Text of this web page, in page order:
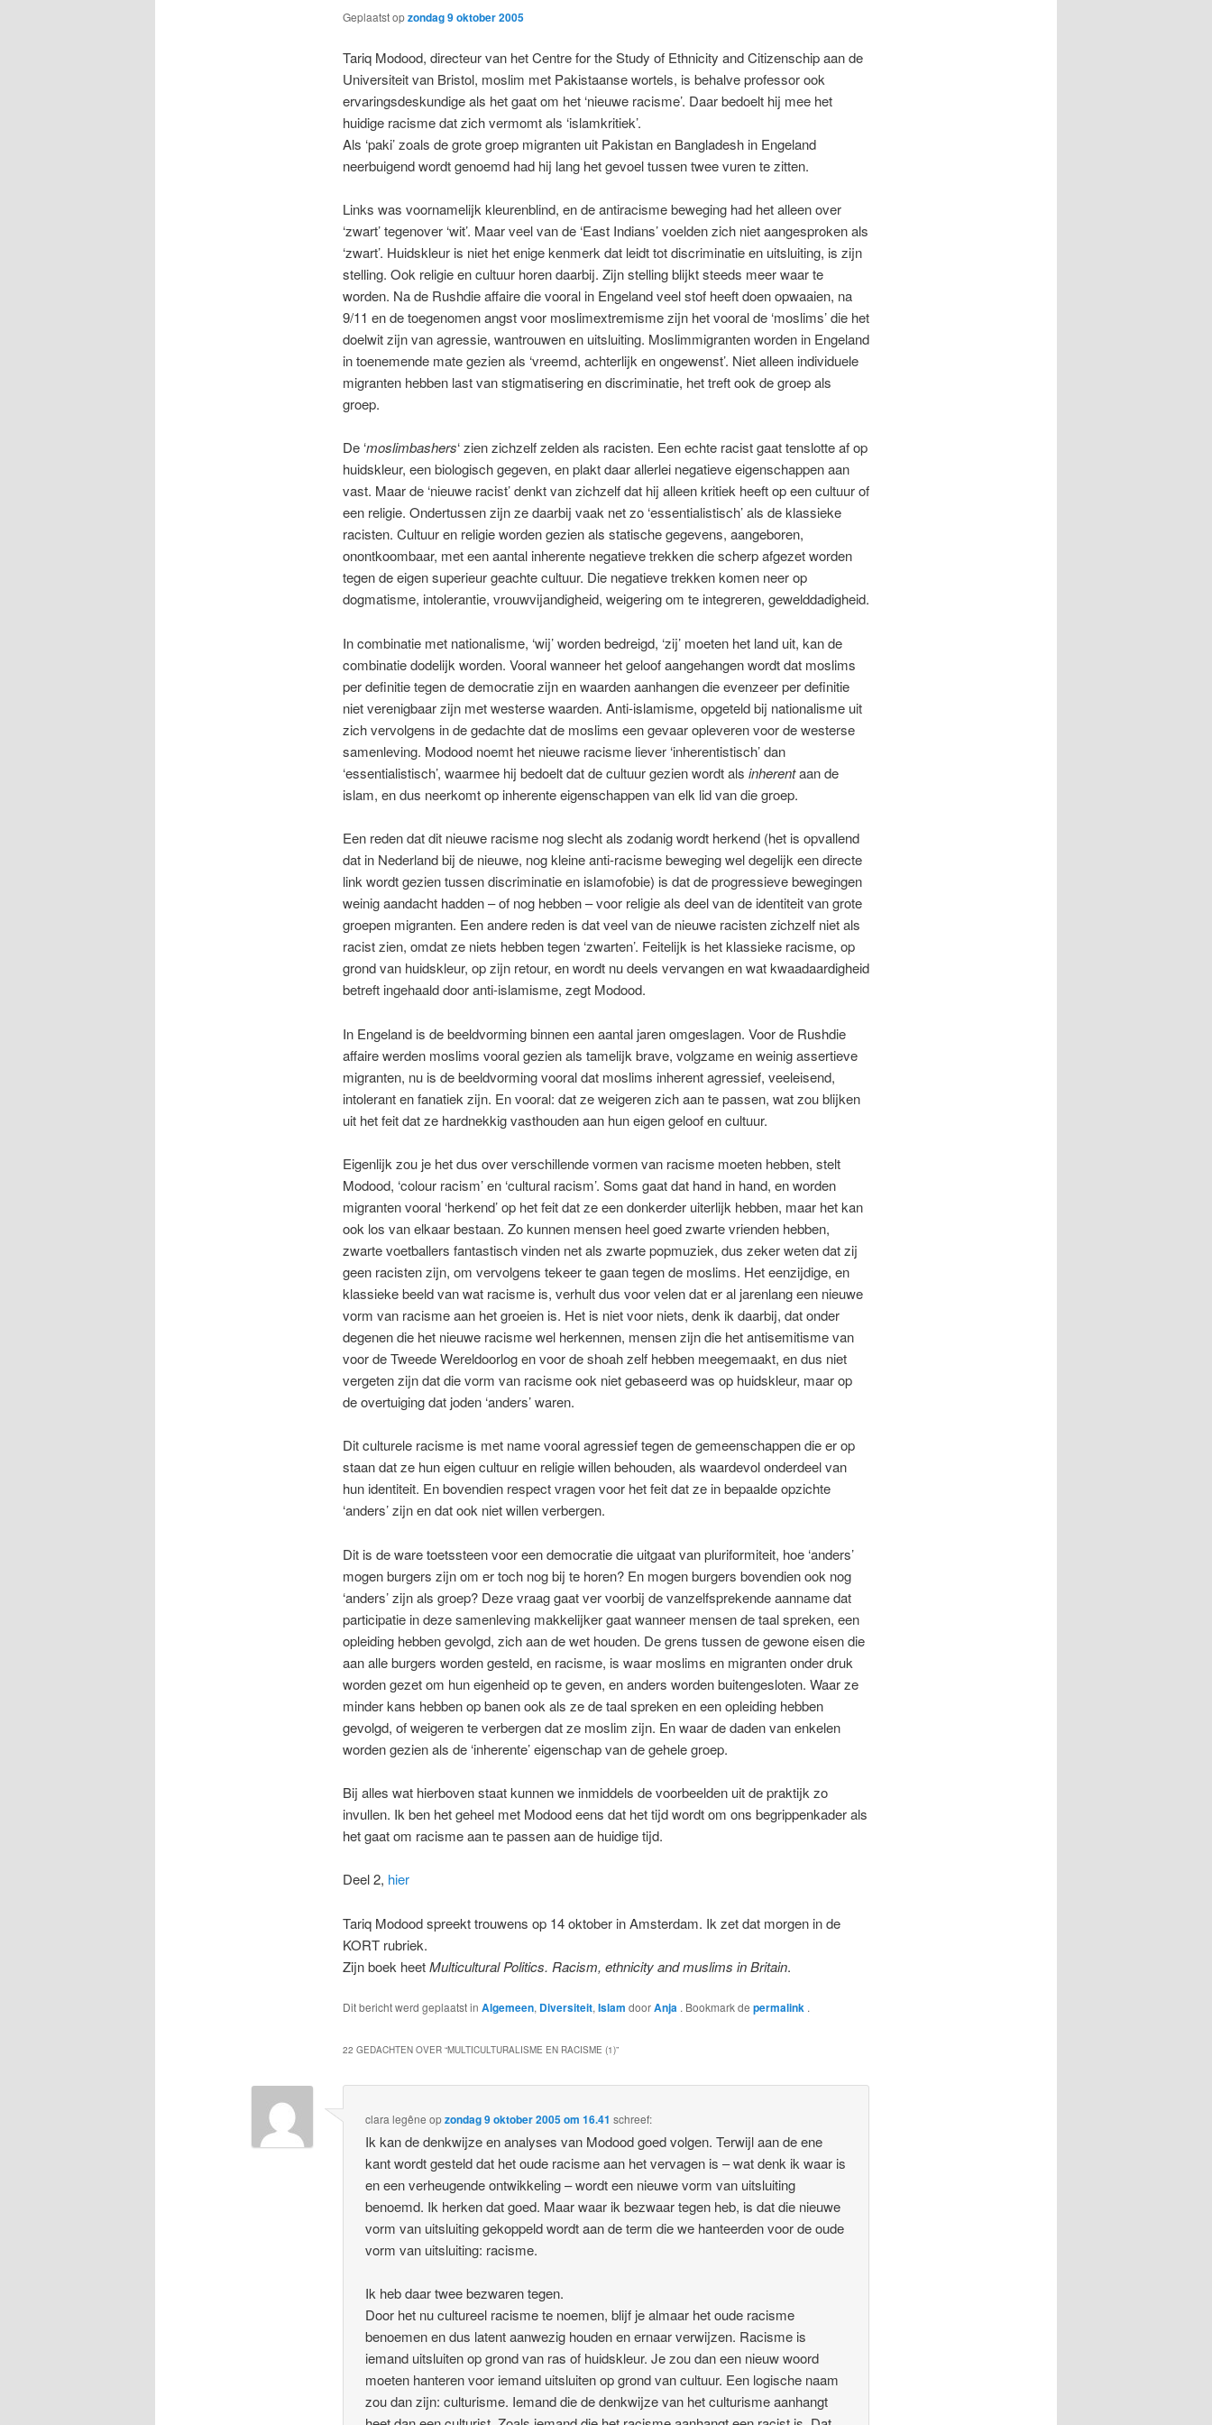
Geplaatst opzondag 9 oktober 2005
Tariq Modood, directeur van het Centre for the Study of Ethnicity and Citizenschip aan de
Universiteit van Bristol, moslim met Pakistaanse wortels, is behalve professor ook
ervaringsdeskundige als het gaat om het ‘nieuwe racisme’. Daar bedoelt hij mee het
huidige racisme dat zich vermomt als ‘islamkritiek’.
Als ‘paki’ zoals de grote groep migranten uit Pakistan en Bangladesh in Engeland
neerbuigend wordt genoemd had hij lang het gevoel tussen twee vuren te zitten.
Links was voornamelijk kleurenblind, en de antiracisme beweging had het alleen over
‘zwart’ tegenover ‘wit’. Maar veel van de ‘East Indians’ voelden zich niet aangesproken als
‘zwart’. Huidskleur is niet het enige kenmerk dat leidt tot discriminatie en uitsluiting, is zijn
stelling. Ook religie en cultuur horen daarbij. Zijn stelling blijkt steeds meer waar te
worden. Na de Rushdie affaire die vooral in Engeland veel stof heeft doen opwaaien, na
9/11 en de toegenomen angst voor moslimextremisme zijn het vooral de ‘moslims’ die het
doelwit zijn van agressie, wantrouwen en uitsluiting. Moslimmigranten worden in Engeland
in toenemende mate gezien als ‘vreemd, achterlijk en ongewenst’. Niet alleen individuele
migranten hebben last van stigmatisering en discriminatie, het treft ook de groep als
groep.
De ‘moslimbashers‘ zien zichzelf zelden als racisten. Een echte racist gaat tenslotte af op
huidskleur, een biologisch gegeven, en plakt daar allerlei negatieve eigenschappen aan
vast. Maar de ‘nieuwe racist’ denkt van zichzelf dat hij alleen kritiek heeft op een cultuur of
een religie. Ondertussen zijn ze daarbij vaak net zo ‘essentialistisch’ als de klassieke
racisten. Cultuur en religie worden gezien als statische gegevens, aangeboren,
onontkoombaar, met een aantal inherente negatieve trekken die scherp afgezet worden
tegen de eigen superieur geachte cultuur. Die negatieve trekken komen neer op
dogmatisme, intolerantie, vrouwvijandigheid, weigering om te integreren, gewelddadigheid.
In combinatie met nationalisme, ‘wij’ worden bedreigd, ‘zij’ moeten het land uit, kan de
combinatie dodelijk worden. Vooral wanneer het geloof aangehangen wordt dat moslims
per definitie tegen de democratie zijn en waarden aanhangen die evenzeer per definitie
niet verenigbaar zijn met westerse waarden. Anti-islamisme, opgeteld bij nationalisme uit
zich vervolgens in de gedachte dat de moslims een gevaar opleveren voor de westerse
samenleving. Modood noemt het nieuwe racisme liever ‘inherentistisch’ dan
‘essentialistisch’, waarmee hij bedoelt dat de cultuur gezien wordt als inherentaan de
islam, en dus neerkomt op inherente eigenschappen van elk lid van die groep.
Een reden dat dit nieuwe racisme nog slecht als zodanig wordt herkend (het is opvallend
dat in Nederland bij de nieuwe, nog kleine anti-racisme beweging wel degelijk een directe
link wordt gezien tussen discriminatie en islamofobie) is dat de progressieve bewegingen
weinig aandacht hadden – of nog hebben – voor religie als deel van de identiteit van grote
groepen migranten. Een andere reden is dat veel van de nieuwe racisten zichzelf niet als
racist zien, omdat ze niets hebben tegen ‘zwarten’. Feitelijk is het klassieke racisme, op
grond van huidskleur, op zijn retour, en wordt nu deels vervangen en wat kwaadaardigheid
betreft ingehaald door anti-islamisme, zegt Modood.
In Engeland is de beeldvorming binnen een aantal jaren omgeslagen. Voor de Rushdie
affaire werden moslims vooral gezien als tamelijk brave, volgzame en weinig assertieve
migranten, nu is de beeldvorming vooral dat moslims inherent agressief, veeleisend,
intolerant en fanatiek zijn. En vooral: dat ze weigeren zich aan te passen, wat zou blijken
uit het feit dat ze hardnekkig vasthouden aan hun eigen geloof en cultuur.
Eigenlijk zou je het dus over verschillende vormen van racisme moeten hebben, stelt
Modood, ‘colour racism’ en ‘cultural racism’. Soms gaat dat hand in hand, en worden
migranten vooral ‘herkend’ op het feit dat ze een donkerder uiterlijk hebben, maar het kan
ook los van elkaar bestaan. Zo kunnen mensen heel goed zwarte vrienden hebben,
zwarte voetballers fantastisch vinden net als zwarte popmuziek, dus zeker weten dat zij
geen racisten zijn, om vervolgens tekeer te gaan tegen de moslims. Het eenzijdige, en
klassieke beeld van wat racisme is, verhult dus voor velen dat er al jarenlang een nieuwe
vorm van racisme aan het groeien is. Het is niet voor niets, denk ik daarbij, dat onder
degenen die het nieuwe racisme wel herkennen, mensen zijn die het antisemitisme van
voor de Tweede Wereldoorlog en voor de shoah zelf hebben meegemaakt, en dus niet
vergeten zijn dat die vorm van racisme ook niet gebaseerd was op huidskleur, maar op
de overtuiging dat joden ‘anders’ waren.
Dit culturele racisme is met name vooral agressief tegen de gemeenschappen die er op
staan dat ze hun eigen cultuur en religie willen behouden, als waardevol onderdeel van
hun identiteit. En bovendien respect vragen voor het feit dat ze in bepaalde opzichte
‘anders’ zijn en dat ook niet willen verbergen.
Dit is de ware toetssteen voor een democratie die uitgaat van pluriformiteit, hoe ‘anders’
mogen burgers zijn om er toch nog bij te horen? En mogen burgers bovendien ook nog
‘anders’ zijn als groep? Deze vraag gaat ver voorbij de vanzelfsprekende aanname dat
participatie in deze samenleving makkelijker gaat wanneer mensen de taal spreken, een
opleiding hebben gevolgd, zich aan de wet houden. De grens tussen de gewone eisen die
aan alle burgers worden gesteld, en racisme, is waar moslims en migranten onder druk
worden gezet om hun eigenheid op te geven, en anders worden buitengesloten. Waar ze
minder kans hebben op banen ook als ze de taal spreken en een opleiding hebben
gevolgd, of weigeren te verbergen dat ze moslim zijn. En waar de daden van enkelen
worden gezien als de ‘inherente’ eigenschap van de gehele groep.
Bij alles wat hierboven staat kunnen we inmiddels de voorbeelden uit de praktijk zo
invullen. Ik ben het geheel met Modood eens dat het tijd wordt om ons begrippenkader als
het gaat om racisme aan te passen aan de huidige tijd.
Deel 2, hier
Tariq Modood spreekt trouwens op 14 oktober in Amsterdam. Ik zet dat morgen in de
KORT rubriek.
Zijn boek heetMulticultural Politics. Racism, ethnicity and muslims in Britain.
Dit bericht werd geplaatst in Algemeen, Diversiteit, Islam doorAnja . Bookmark de permalink .
22 GEDACHTEN OVER “MULTICULTURALISME EN RACISME (1)”
clara legêne opzondag 9 oktober 2005 om 16.41 schreef:
Ik kan de denkwijze en analyses van Modood goed volgen. Terwijl aan de ene
kant wordt gesteld dat het oude racisme aan het vervagen is – wat denk ik waar is
en een verheugende ontwikkeling – wordt een nieuwe vorm van uitsluiting
benoemd. Ik herken dat goed. Maar waar ik bezwaar tegen heb, is dat die nieuwe
vorm van uitsluiting gekoppeld wordt aan de term die we hanteerden voor de oude
vorm van uitsluiting: racisme.
Ik heb daar twee bezwaren tegen.
Door het nu cultureel racisme te noemen, blijf je almaar het oude racisme
benoemen en dus latent aanwezig houden en ernaar verwijzen. Racisme is
iemand uitsluiten op grond van ras of huidskleur. Je zou dan een nieuw woord
moeten hanteren voor iemand uitsluiten op grond van cultuur. Een logische naam
zou dan zijn: culturisme. Iemand die de denkwijze van het culturisme aanhangt